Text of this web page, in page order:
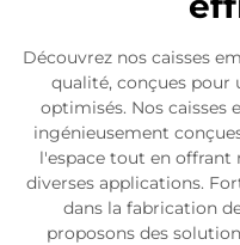
Découvrez nos caisses
qualité, conçues pour
optimisés. Nos caisses
ingénieusement
l'espace tout en offrant
diverses applications.
dans la fabrication
proposons des